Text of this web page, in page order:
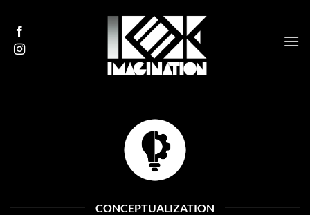
naar
inhoud
CONCEPTUALIZATION